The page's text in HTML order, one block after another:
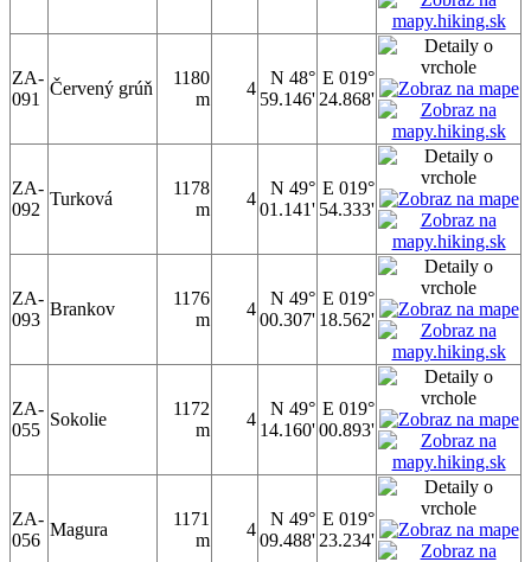
ZA-
091
Červený grúň
1180
m
4
N 48°
59.146'
E 019°
24.868'
ZA-
092
Turková
1178
m
4
N 49°
01.141'
E 019°
54.333'
ZA-
093
Brankov
1176
m
4
N 49°
00.307'
E 019°
18.562'
ZA-
055
Sokolie
1172
m
4
N 49°
14.160'
E 019°
00.893'
ZA-
056
Magura
1171
m
4
N 49°
09.488'
E 019°
23.234'